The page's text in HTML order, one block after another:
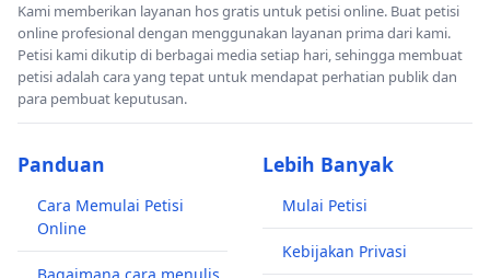
Kami memberikan layanan hos gratis untuk petisi online. Buat petisi
online profesional dengan menggunakan layanan prima dari kami.
Petisi kami dikutip di berbagai media setiap hari, sehingga membuat
petisi adalah cara yang tepat untuk mendapat perhatian publik dan
para pembuat keputusan.
Panduan
Cara Memulai Petisi
Online
Lebih Banyak
Mulai Petisi
Kebijakan Privasi